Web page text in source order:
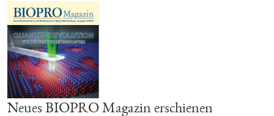
Neues BIOPRO Magazin erschienen